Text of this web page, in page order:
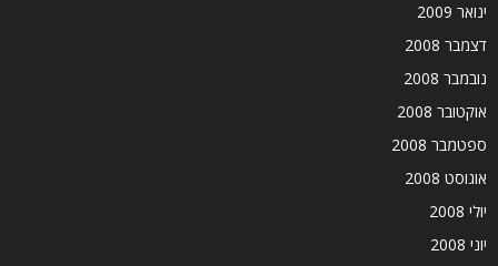
ינואר 2009
דצמבר 2008
נובמבר 2008
אוקטובר 2008
ספטמבר 2008
אוגוסט 2008
יולי 2008
יוני 2008